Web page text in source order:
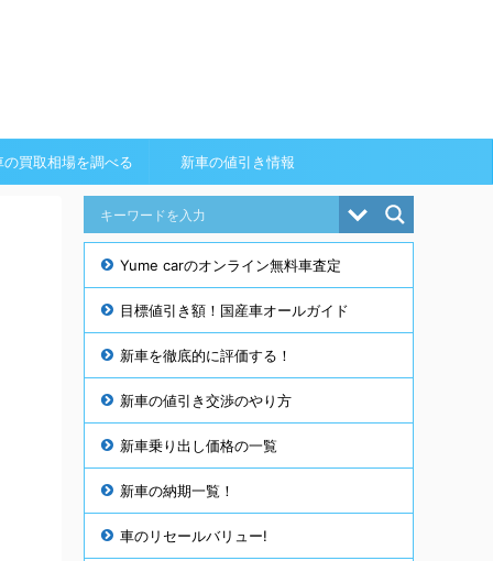
の買取相場を調べる 新車の値引き情報
Yume carのオンライン無料車査定
目標値引き額！国産車オールガイド
新車を徹底的に評価する！
新車の値引き交渉のやり方
新車乗り出し価格の一覧
新車の納期一覧！
車のリセールバリュー!